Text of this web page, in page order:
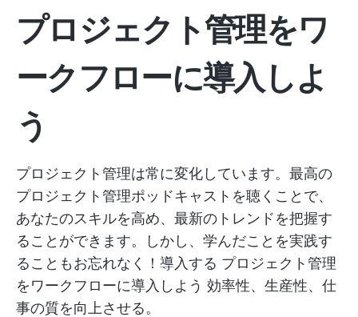
プロジェクト管理をワ
ークフローに導入しよ
う
プロジェクト管理は常に変化しています。最高の
プロジェクト管理ポッドキャストを聴くことで、
あなたのスキルを高め、最新のトレンドを把握す
ることができます。しかし、学んだことを実践す
ることもお忘れなく！導入する プロジェクト管理
をワークフローに導入しよう 効率性、生産性、仕
事の質を向上させる。